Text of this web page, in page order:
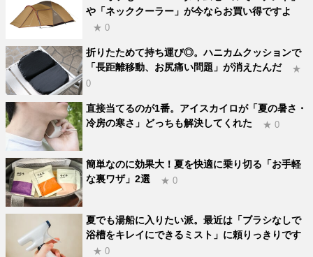
や「ネッククーラー」が今ならお買い得ですよ
★ 0
折りたためて持ち運び◎。ハニカムクッションで
「長距離移動、お尻痛い問題」が消えたんだ
★
0
直接当てるのが1番。アイスカイロが「夏の暑さ・
冷房の寒さ」どっちも解決してくれた
★ 0
簡単なのに効果大！夏を快適に乗り切る「お手軽
な裏ワザ」2選
★ 0
夏でも湯船に入りたい派。最近は「ブラシなしで
浴槽をキレイにできるミスト」に頼りっきりです
★ 0